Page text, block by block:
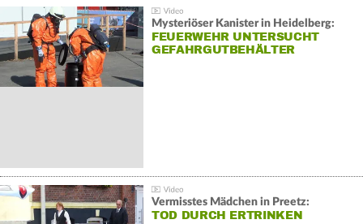
Mysteriöser Kanister in Heidelberg:
FEUERWEHR UNTERSUCHT
GEFAHRGUTBEHÄLTER
Vermisstes Mädchen in Preetz:
TOD DURCH ERTRINKEN